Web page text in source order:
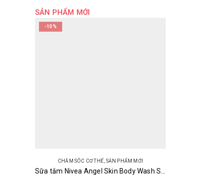
SẢN PHẨM MỚI
-10%
CHĂM SÓC CƠ THỂ, SẢN PHẨM MỚI
Sữa tắm Nivea Angel Skin Body Wash Scent Pump 470ml/480ml Nhật Bản